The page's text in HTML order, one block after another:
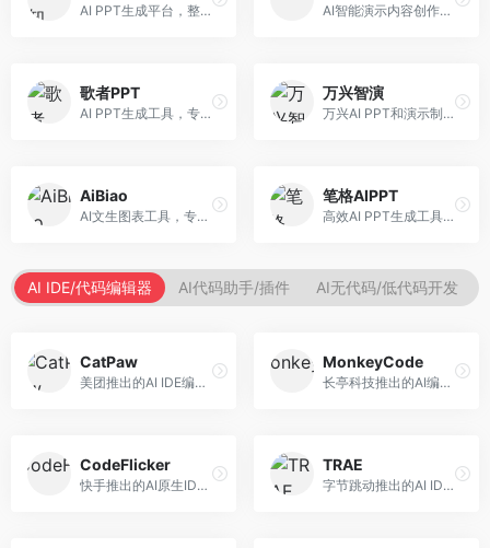
AI PPT生成平台，整合知识库与创作功能。面向职场人士，支持内容检索、PPT生成、设计优化等服务，知识整合能力强。 AI智能演示内容创作平台，专注于叙事演示。面向内容创作者，提供故事创作、演示生成、动画设计等服务，演示内容生动有趣。
歌者PPT
AI PPT生成工具，专注于演示文稿智能创作。面向职场人士，支持主题输入、内容生成、设计美化等功能，PPT制作效率高。
万兴智演
万兴AI PPT和演示制作软件，整合视频演示功能。面向职场人士和教育工作者，提供PPT生成、演示录制、视频制作等服务，演示功能完善。
AiBiao
AI文生图表工具，专注于数据可视化展示。面向数据分析师和职场人士，提供图表生成、数据可视化、PPT嵌入等服务，数据展示专业。
笔格AIPPT
高效AI PPT生成工具，专注于演示文稿智能创作。面向职场人士，支持主题输入、内容生成、设计美化等功能，PPT制作效率高。
AI IDE/代码编辑器 AI代码助手/插件 AI无代码/低代码开发
CatPaw
美团推出的AI IDE编程工具，专注于本地开发生态。面向开发者，提供智能代码补全、代码生成、项目管理等服务，本地开发体验好。
MonkeyCode
长亭科技推出的AI编程助手，专注于安全开发。面向开发者，提供代码生成、安全检测、漏洞修复等服务，安全开发能力强。
CodeFlicker
快手推出的AI原生IDE，专注于短视频相关开发。面向快手生态开发者，提供代码生成、调试辅助等服务，与快手开发生态深度整合。
TRAE
字节跳动推出的AI IDE编程工具，深度集成大模型能力。面向开发者，提供智能代码补全、代码解释、重构优化等服务，编程效率显著提升。